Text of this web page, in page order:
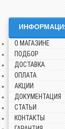
О МАГАЗИНЕ
ПОДБОР
ДОСТАВКА
ОПЛАТА
АКЦИИ
ДОКУМЕНТАЦИЯ
СТАТЬИ
КОНТАКТЫ